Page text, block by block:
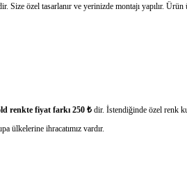
Size özel tasarlanır ve yerinizde montajı yapılır.
renkte fiyat farkı 250 ₺dir. İstendiğinde özel renk
ülkelerine ihracatımız vardır.